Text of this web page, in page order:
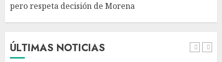
pero respeta decisión de Morena
ÚLTIMAS NOTICIAS
1
Detienen a persona por
intentar cobrar cheque falso
AGOSTO 6, 2026